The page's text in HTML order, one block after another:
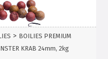
> BOILIES PREMIUM
KRAB 24mm, 2kg